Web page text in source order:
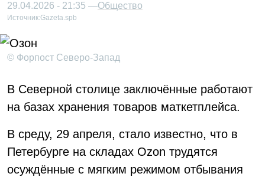
29.04.2026 - 21:35 —Общество
Источник:Gazeta.spb
© Форпост Северо-Запад
В Северной столице заключённые работают
на базах хранения товаров маткетплейса.
В среду, 29 апреля, стало известно, что в
Петербурге на складах Ozon трудятся
осуждённые с мягким режимом отбывания